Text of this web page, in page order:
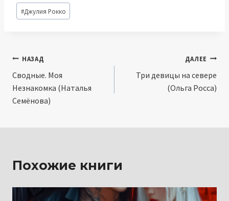
Метки
записи:
#Джулия Рокко
Навигация
по
записям
НАЗАД
Сводные. Моя
Незнакомка (Наталья
Семёнова)
ДАЛЕЕ
Три девицы на севере
(Ольга Росса)
Похожие книги